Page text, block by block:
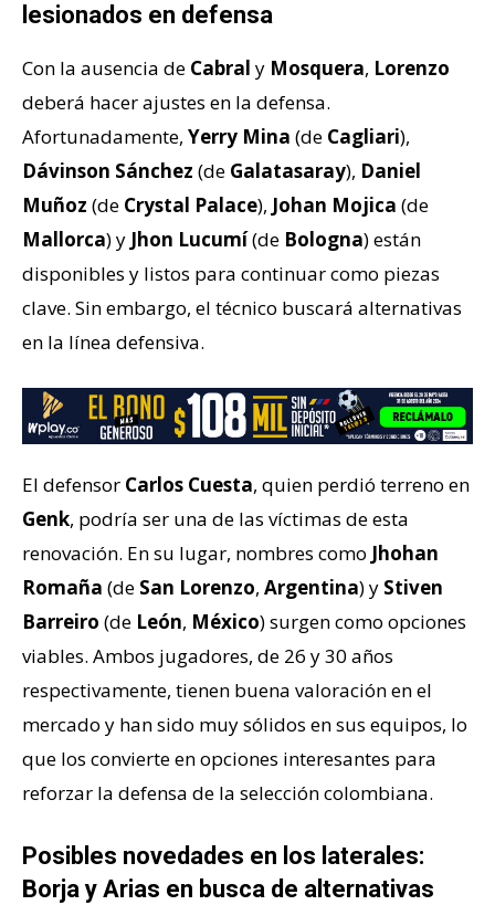
lesionados en defensa
Con la ausencia de Cabral y Mosquera, Lorenzo
deberá hacer ajustes en la defensa.
Afortunadamente, Yerry Mina (de Cagliari),
Dávinson Sánchez (de Galatasaray), Daniel
Muñoz (de Crystal Palace), Johan Mojica (de
Mallorca) y Jhon Lucumí(de Bologna) están
disponibles y listos para continuar como piezas
clave. Sin embargo, el técnico buscará alternativas
en la línea defensiva.
El defensor Carlos Cuesta, quien perdió terreno en
Genk, podría ser una de las víctimas de esta
renovación. En su lugar, nombres como Jhohan
Romaña (de San Lorenzo, Argentina) y Stiven
Barreiro (de León, México) surgen como opciones
viables. Ambos jugadores, de 26 y 30 años
respectivamente, tienen buena valoración en el
mercado y han sido muy sólidos en sus equipos, lo
que los convierte en opciones interesantes para
reforzar la defensa de la selección colombiana.
Posibles novedades en los laterales:
Borja y Arias en busca de alternativas